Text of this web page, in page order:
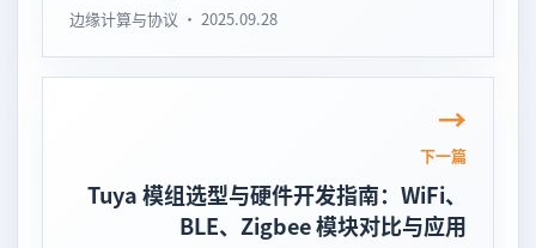
边缘计算与协议 · 2025.09.28
下一篇
Tuya 模组选型与硬件开发指南：WiFi、
BLE、Zigbee 模块对比与应用